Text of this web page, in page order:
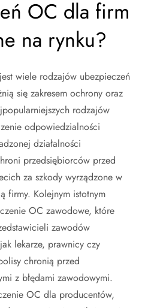
OC dla firm
na rynku?
wiele rodzajów ubezpieczeń
się zakresem ochrony oraz
rodzajów
odpowiedzialności
działalności
przedsiębiorców przed
za szkody wyrządzone w
firmy. Kolejnym istotnym
OC zawodowe, które
zawodów
lekarze, prawnicy czy
chronią przed
z błędami zawodowymi.
OC dla producentów,